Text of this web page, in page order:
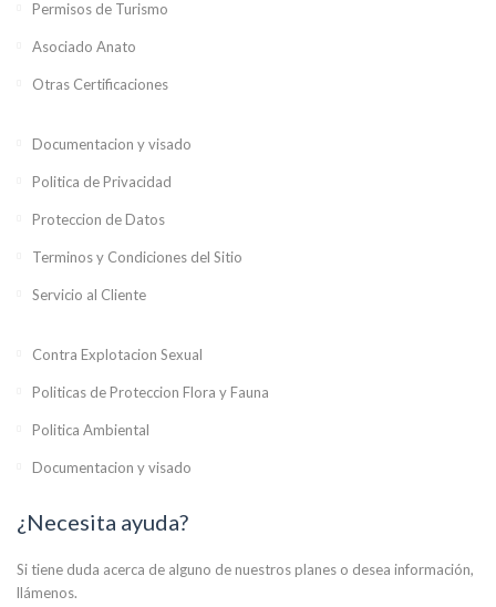
Permisos de Turismo
Asociado Anato
Otras Certificaciones
Documentacion y visado
Politica de Privacidad
Proteccion de Datos
Terminos y Condiciones del Sitio
Servicio al Cliente
Contra Explotacion Sexual
Politicas de Proteccion Flora y Fauna
Politica Ambiental
Documentacion y visado
¿Necesita ayuda?
Si tiene duda acerca de alguno de nuestros planes o desea información,
llámenos.